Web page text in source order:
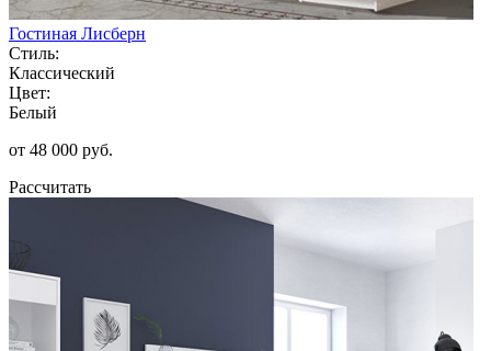
Гостиная Лисберн
Стиль:
Классический
Цвет:
Белый
от 48 000 руб.
Рассчитать